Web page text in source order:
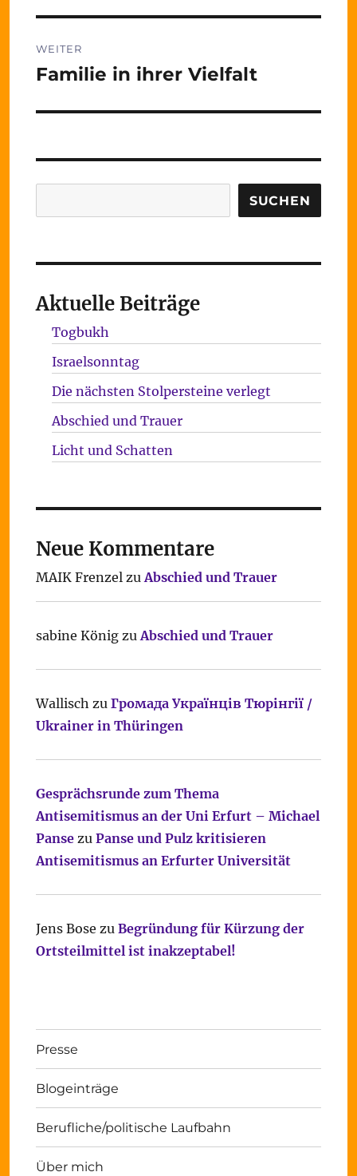
WEITER
Nächster
Familie in ihrer Vielfalt
SUCHEN
Aktuelle Beiträge
Togbukh
Israelsonntag
Die nächsten Stolpersteine verlegt
Abschied und Trauer
Licht und Schatten
Neue Kommentare
MAIK FrenzelzuAbschied und Trauer
sabine KönigzuAbschied und Trauer
Wallisch zu Громада Українців Тюрінгії /
Ukrainer in Thüringen
Gesprächsrunde zum Thema
Antisemitismus an der Uni Erfurt – Michael
Pansezu Panse und Pulz kritisieren
Antisemitismus an Erfurter Universität
Jens Bose zu Begründung für Kürzung der
Ortsteilmittel ist inakzeptabel!
Presse
Blogeinträge
Berufliche/politische Laufbahn
Über mich